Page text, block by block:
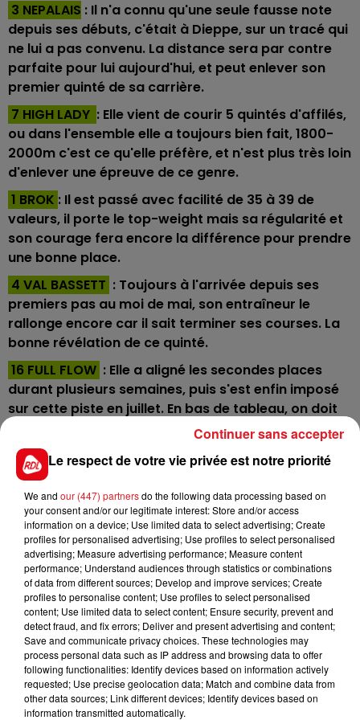
3 NEPALAIS : Il n'a connu qu'une seule fausse note
depuis ses débuts, c'était à Dieppe, sur un tracé qui
ne lui a pas convenu. La distance sera par contre
parfaite pour lui aujourd'hui, et peut enlever son
premier quinté de sa carrière.
7 HIGH LADY : Elle vient de courir 5 quintés d'affilés,
ou dans l'ensemble elle a toujours bien fait, 1800-
2000m c'est ce qu'elle préfère, et n'est plus très loin
d'enlever une épreuve de ce genre.
1 BROK : Il est passé avec facilité de 35 à 39 de
valeurs, il porte le top-weight mais sa régularité et
son courage fera encore la différence pour prendre
une bonne place.
4 VAL BASSETT : Toujours à l'arrivée depuis ses
premiers pas au moi de mai, son entraîneur le
rallonge encore car il sait terminer ses courses. La
bonne révélation de ce quinté.
16 FULL FLOW : Elle a aligné les secondes places
durant plusieurs semaines, puis s'est enfin imposé
sur cette piste en juillet. En bas de tableau, on doit
6 COOBIRD: L'un des plus expérimentés de ce
handicap, il glane souvent des places en fin de
combinaison. C'est encore là qu'on peut le
retrouver à l'arrivée.
11 VILLA WAGRAM: On ne peut pas lui reprocher
grand-chose depuis sa première course, mais il va
affonter un lot plus relevé ici. C'est un pari amusant
à tenter à belle cote.
+++++ EN DIRECT DES PISTES+++++
Hippodrome de Vincennes (R4) : 504 INFANT
D'ERABLE
Le respect de votre vie privée est notre priorité
We and our (447) partnersdo the following data processing based on
your consent and/or our legitimate interest: Store and/or access
information on a device; Use limited data to select advertising; Create
profiles for personalised advertising; Use profiles to select personalised
advertising; Measure advertising performance; Measure content
performance; Understand audiences through statistics or combinations
of data from different sources; Develop and improve services; Create
profiles to personalise content; Use profiles to select personalised
content; Use limited data to select content; Ensure security, prevent and
detect fraud, and fix errors; Deliver and present advertising and content;
Save and communicate privacy choices. These technologies may
process personal data such as IP address and browsing data to offer
following functionalities: Identify devices based on information actively
requested; Use precise geolocation data; Match and combine data from
other data sources; Link different devices; Identify devices based on
information transmitted automatically.
Continuer sans accepter